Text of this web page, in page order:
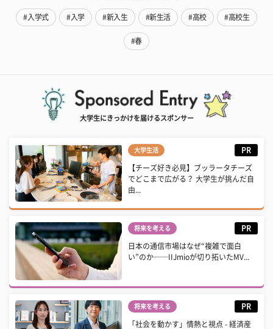
#入学式 #入学 #新入生 #新生活 #高校 #高校生
#春
大学生にきっかけを届けるスポンサー
大学生活 PR
【チーズ好き必見】ブッラータチーズ
でどこまで広がる？ 大学生が挑んだ自
由...
将来を考える PR
日本の通信市場はなぜ“複雑で面白
い”のか──IIJmioが切り拓いたMV...
将来を考える PR
「社会を動かす」情熱と視点 - 経済産